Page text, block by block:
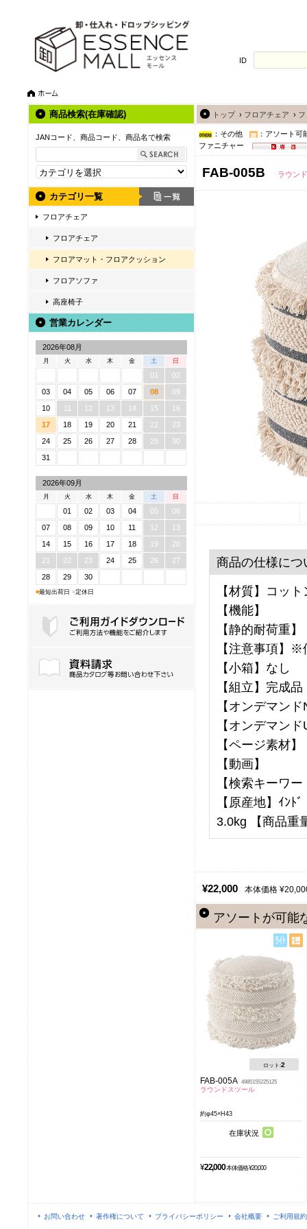
ID
商品検索(在庫確認)
JANコード、商品コード、商品名で検索
カテゴリ一覧
フロアチェア
フロアチェア
フロアマット・フロアクッション
フロアソファ
高座椅子
営業カレンダー
2026年08月
月 火 水 木 金 土 日
01
02
03
04 05 06 07 08
09
10
11 12 13 14 15
16
17
18 19 20 21 22
23
24
25 26 27 28 29
30
31
2026年09月
月 火 水 木 金 土 日
01 02 03 04 05
06
07
08 09 10 11 12
13
14
15 16 17 18 19
20
21
22 23 24 25 26
27
28
29 30
■最短出荷日 ■定休日
トップ› フロアチェア ›
：その他
：アソート可
ファニチャー
FAB-005B ラウン
商品の仕様につ
【材質】コッ
【機能】
【静的耐荷重】
【注意事項】
【小箱】なし
【組立】完成品
【オンデマン
【オンデマン
【ページ素材】
【動画】
【検索キーワ
【原産地】ｲﾝ
3.0kg 【商品重
¥22,000 本体価格
アソートが可能
ロット:2
FAB-005A 4985155225125
ラウンドスツール
約φ45×H43
在庫状況
¥22,000 本体価格 ¥20,000
お問い合わせ 著作権について プライバシーポリシー 会社概要 ご利用規約